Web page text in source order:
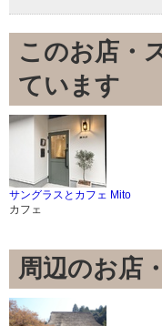
このお店・
ています
サングラスとカフェ Mito
カフェ
周辺のお店